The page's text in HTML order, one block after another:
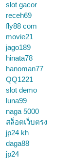
slot gacor
receh69
fly88 com
movie21
jago189
hinata78
hanoman77
QQ1221
slot demo
luna99
naga 5000
สล็อตเว็บตรง
jp24 kh
daga88
jp24